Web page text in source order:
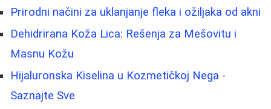
Prirodni načini za uklanjanje fleka i ožiljaka od akni
Dehidrirana Koža Lica: Rešenja za Mešovitu i
Masnu Kožu
Hijaluronska Kiselina u Kozmetičkoj Nega -
Saznajte Sve